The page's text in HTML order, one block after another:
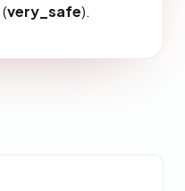
(very_safe).